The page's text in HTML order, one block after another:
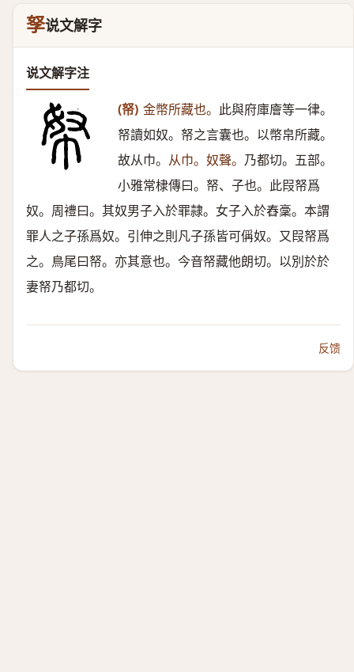
孥说文解字
说文解字注
(帑) 金幣所藏也。 此與府庫廥等一律。
帑讀如奴。帑之言囊也。以幣帛所藏。
故从巾。 从巾。奴聲。 乃都切。五部。
小雅常棣傳曰。帑、子也。此叚帑爲
奴。周禮曰。其奴男子入於罪隷。女子入於舂稾。本謂
罪人之子孫爲奴。引伸之則凡子孫皆可偁奴。又叚帑爲
之。鳥尾曰帑。亦其意也。今音帑藏他朗切。以別於於
妻帑乃都切。
反馈